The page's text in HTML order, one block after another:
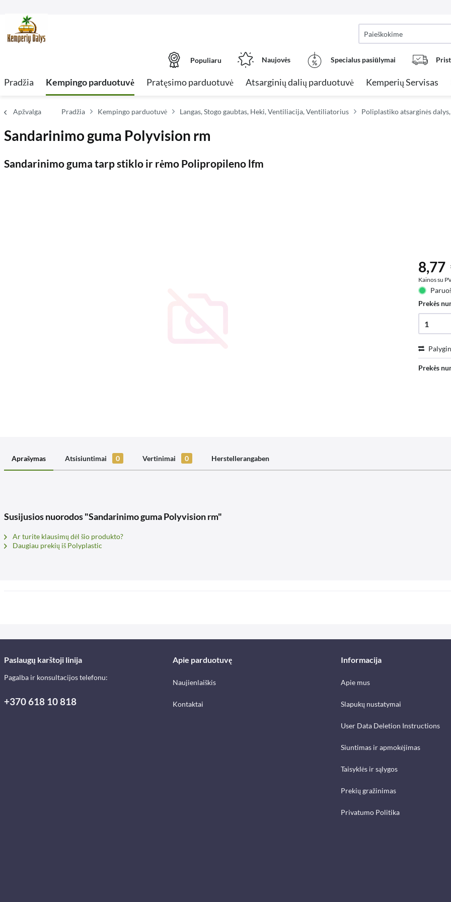
Populiaru Naujovės Specialus pasiūlymai
Pradžia Kempingo parduotuvė Pratęsimo parduotuvė Atsarginių dalių parduotuvė Kemperių Servisas
Apžvalga Pradžia Kempingo parduotuvė Langas, Stogo gaubtas, Heki, Ventiliacija, Ventiliatorius Poliplastiko atsarginės
Sandarinimo guma Polyvision rm
Sandarinimo guma tarp stiklo ir rėmo Polipropileno lfm
8,77
Kainos su
Prekės
Prekės
Aprašymas Atsisiuntimai 0 Vertinimai 0 Herstellerangaben
Susijusios nuorodos "Sandarinimo guma Polyvision rm"
Ar turite klausimų dėl šio produkto?
Daugiau prekių iš Polyplastic
Paslaugų karštoji linija
Pagalba ir konsultacijos telefonu:
+370 618 10 818
Apie parduotuvę
Naujienlaiškis
Kontaktai
Informacija
Apie mus
Slapukų nustatymai
User Data Deletion Instructions
Siuntimas ir apmokėjimas
Taisyklės ir sąlygos
Prekių gražinimas
Privatumo Politika